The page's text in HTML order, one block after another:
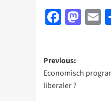
Post
Previous:
Economisch
liberaler ?